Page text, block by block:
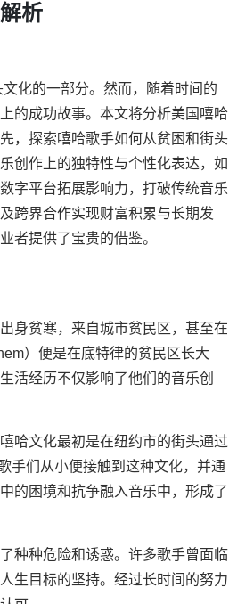
析
化的一部分。然而，随着时间的
的成功故事。本文将分析美国嘻哈
，探索嘻哈歌手如何从贫困和街头
创作上的独特性与个性化表达，如
字平台拓展影响力，打破传统音乐
跨界合作实现财富积累与长期发
者提供了宝贵的借鉴。
身贫寒，来自城市贫民区，甚至在
）便是在底特律的贫民区长大
活经历不仅影响了他们的音乐创
哈文化最初是在纽约市的街头通过
手们从小便接触到这种文化，并通
的困境和抗争融入音乐中，形成了
种种危险和诱惑。许多歌手曾面临
生目标的坚持。经过长时间的努力